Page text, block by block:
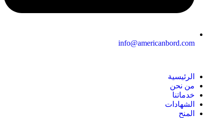
info@americanbord.com
الرئيسية
من نحن
خدماتنا
الشهادات
المنح